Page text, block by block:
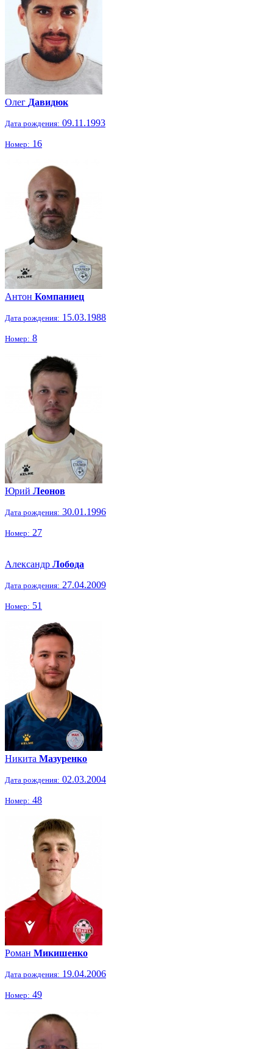
Олег Давидюк
Дата рождения: 09.11.1993
Номер: 16
Антон Компаниец
Дата рождения: 15.03.1988
Номер: 8
Юрий Леонов
Дата рождения: 30.01.1996
Номер: 27
Александр Лобода
Дата рождения: 27.04.2009
Номер: 51
Никита Мазуренко
Дата рождения: 02.03.2004
Номер: 48
Роман Микишенко
Дата рождения: 19.04.2006
Номер: 49